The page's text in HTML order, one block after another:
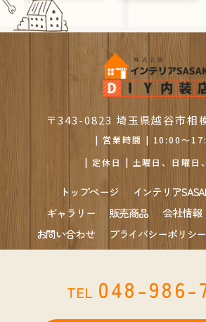
〒343-0823 埼玉県越谷市相
| 営業時間 | 10:00～
| 定休日 | 土曜日、日曜日
トップページ
インテリア
ギャラリー
販売商品 会社情報
お問い合わせ
プライバシーポリシー
TEL 048-986-